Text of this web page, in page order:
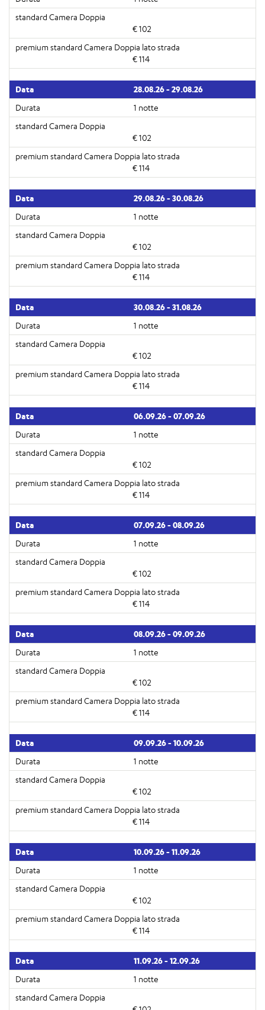
€ 102
€ 114
28.08.26 - 29.08.26
1 notte
€ 102
€ 114
29.08.26 - 30.08.26
1 notte
€ 102
€ 114
30.08.26 - 31.08.26
1 notte
€ 102
€ 114
06.09.26 - 07.09.26
1 notte
€ 102
€ 114
07.09.26 - 08.09.26
1 notte
€ 102
€ 114
08.09.26 - 09.09.26
1 notte
€ 102
€ 114
09.09.26 - 10.09.26
1 notte
€ 102
€ 114
10.09.26 - 11.09.26
1 notte
€ 102
€ 114
11.09.26 - 12.09.26
1 notte